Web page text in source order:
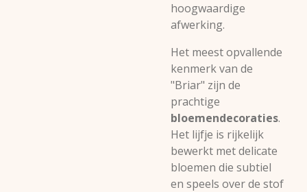
hoogwaardige
afwerking.
Het meest opvallende
kenmerk van de
"Briar" zijn de
prachtige
bloemendecoraties.
Het lijfje is rijkelijk
bewerkt met delicate
bloemen die subtiel
en speels over de stof